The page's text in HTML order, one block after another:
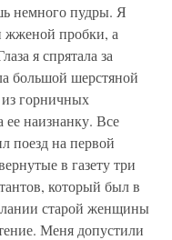
немного пудры. Я
пробки, а
я спрятала за
большой шерстяной
горничных
наизнанку. Все
поезд на первой
в газету три
который был в
старой женщины
Меня допустили